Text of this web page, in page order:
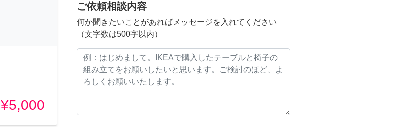
¥5,000
ご依頼相談内容
何か聞きたいことがあればメッセージを入れてください
（文字数は500字以内）